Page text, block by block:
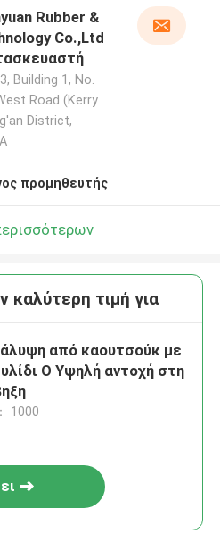
Rubber &
Co.,Ltd
Building 1, No.
Road (Kerry
District,
προμηθευτής
καλύτερη τιμή για
από καουτσούκ με
O Υψηλή αντοχή στη
1000